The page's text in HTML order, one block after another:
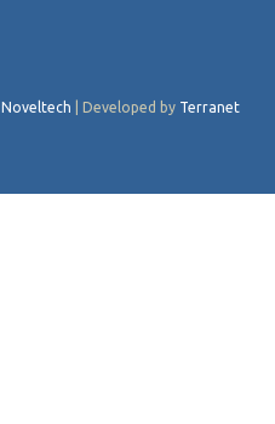
Noveltech | Developed by Terranet